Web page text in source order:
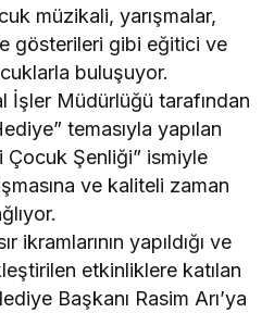
müzikali, yarışmalar,
gösterileri gibi eğitici ve
buluşuyor.
İşler Müdürlüğü tarafından
temasıyla yapılan
Çocuk Şenliği” ismiyle
ve kaliteli zaman
ikramlarının yapıldığı ve
etkinliklere katılan
Başkanı Rasim Arı’ya